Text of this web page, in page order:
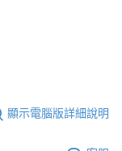
戶狀況，依本公司即
並採取法律行動。
顯示電腦版詳細說明